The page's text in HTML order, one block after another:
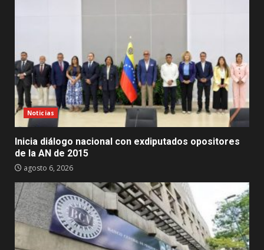
Noticias
Inicia diálogo nacional con exdiputados opositores
de la AN de 2015
agosto 6, 2026